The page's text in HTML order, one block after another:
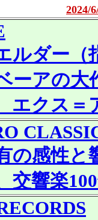
2024/
ルダー（
ーアの大
エクス＝
の感性
交響楽